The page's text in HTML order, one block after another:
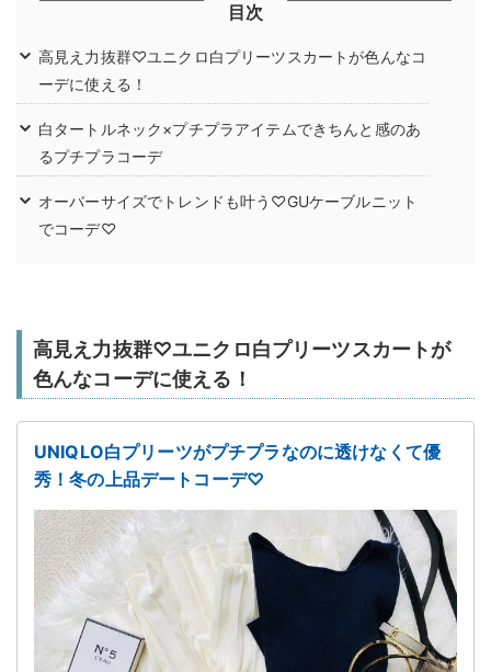
目次
高見え力抜群♡ユニクロ白プリーツスカートが色んなコ
ーデに使える！
白タートルネック×プチプラアイテムできちんと感のあ
るプチプラコーデ
オーバーサイズでトレンドも叶う♡GUケーブルニット
でコーデ♡
高見え力抜群♡ユニクロ白プリーツスカートが
色んなコーデに使える！
UNIQLO白プリーツがプチプラなのに透けなくて優
秀！冬の上品デートコーデ♡